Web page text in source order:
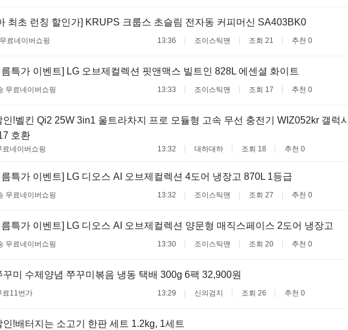
최초 런칭 할인가] KRUPS 크룹스 초슬림 전자동 커피머신 SA403BK0
료네이버쇼핑 13:36 조이스틱맨 조회 21 추천 0
름특가 이벤트] LG 오브제컬렉션 핏앤맥스 빌트인 828L 에센셜 화이트
무료네이버쇼핑 13:33 조이스틱맨 조회 17 추천 0
인!벨킨 Qi2 25W 3in1 울트라차지 프로 모듈형 고속 무선 충전기 WIZ052kr 갤럭시
호환
료네이버쇼핑 13:32 대하대하 조회 18 추천 0
름특가 이벤트] LG 디오스 AI 오브제컬렉션 4도어 냉장고 870L 1등급
무료네이버쇼핑 13:32 조이스틱맨 조회 27 추천 0
름특가 이벤트] LG 디오스 AI 오브제컬렉션 양문형 매직스페이스 2도어 냉장고
무료네이버쇼핑 13:30 조이스틱맨 조회 20 추천 0
꾸미 수제양념 쭈꾸미볶음 냉동 택배 300g 6팩 32,900원
료 11번가 13:29 신의검지 조회 26 추천 0
인!배터지는 소고기 한판 세트 1.2kg, 1세트